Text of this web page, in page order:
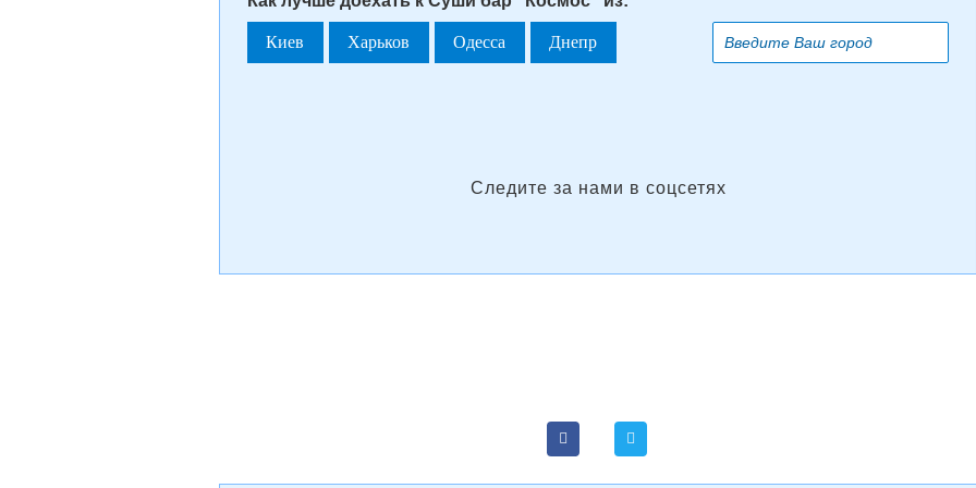
Киев Харьков Одесса Днепр
Следите за нами в соцсетях